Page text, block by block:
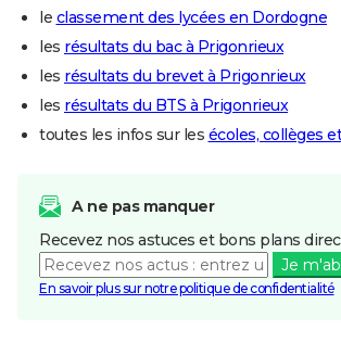
le classement des lycées en Dordogne
les résultats du bac à Prigonrieux
les résultats du brevet à Prigonrieux
les résultats du BTS à Prigonrieux
toutes les infos sur les écoles, collèges
A ne pas manquer
Recevez nos astuces et bons plans
Je
En savoir plus sur notre politique de confidentialité